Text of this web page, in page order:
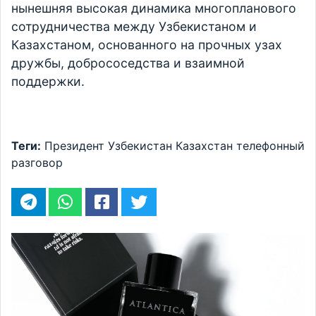
нынешняя высокая динамика многопланового
сотрудничества между Узбекистаном и
Казахстаном, основанного на прочных узах
дружбы, добрососедства и взаимной
поддержки.
Теги: Президент Узбекистан Казахстан телефонный
разговор